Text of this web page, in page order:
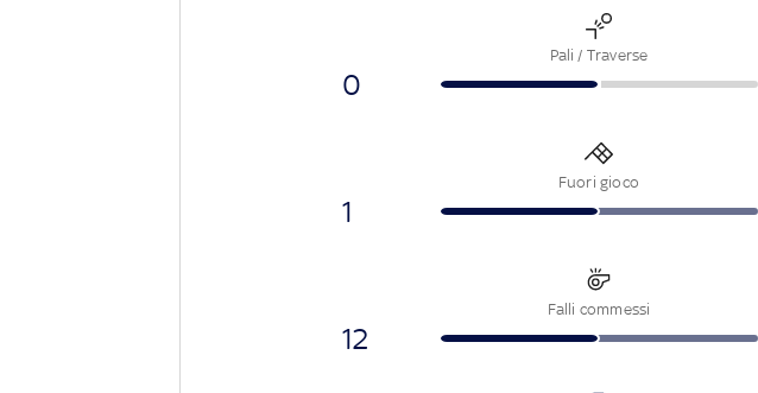
Pali / Traverse
0
Fuori gioco
1
Falli commessi
12